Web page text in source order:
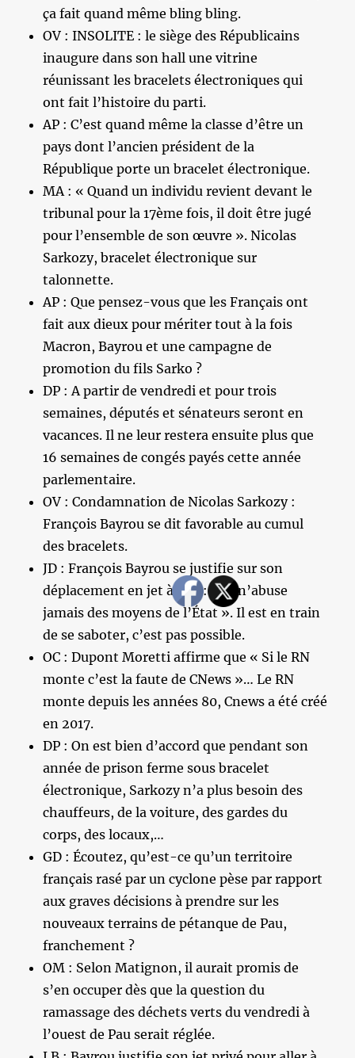
ça fait quand même bling bling.
OV : INSOLITE : le siège des Républicains
inaugure dans son hall une vitrine
réunissant les bracelets électroniques qui
ont fait l’histoire du parti.
AP : C’est quand même la classe d’être un
pays dont l’ancien président de la
République porte un bracelet électronique.
MA : « Quand un individu revient devant le
tribunal pour la 17ème fois, il doit être jugé
pour l’ensemble de son œuvre ». Nicolas
Sarkozy, bracelet électronique sur
talonnette.
AP : Que pensez-vous que les Français ont
fait aux dieux pour mériter tout à la fois
Macron, Bayrou et une campagne de
promotion du fils Sarko ?
DP : A partir de vendredi et pour trois
semaines, députés et sénateurs seront en
vacances. Il ne leur restera ensuite plus que
16 semaines de congés payés cette année
parlementaire.
OV : Condamnation de Nicolas Sarkozy :
François Bayrou se dit favorable au cumul
des bracelets.
JD : François Bayrou se justifie sur son
déplacement en jet à Pau : « Je n’abuse
jamais des moyens de l’État ». Il est en train
de se saboter, c’est pas possible.
OC : Dupont Moretti affirme que « Si le RN
monte c’est la faute de CNews »… Le RN
monte depuis les années 80, Cnews a été créé
en 2017.
DP : On est bien d’accord que pendant son
année de prison ferme sous bracelet
électronique, Sarkozy n’a plus besoin des
chauffeurs, de la voiture, des gardes du
corps, des locaux,…
GD : Écoutez, qu’est-ce qu’un territoire
français rasé par un cyclone pèse par rapport
aux graves décisions à prendre sur les
nouveaux terrains de pétanque de Pau,
franchement ?
OM : Selon Matignon, il aurait promis de
s’en occuper dès que la question du
ramassage des déchets verts du vendredi à
l’ouest de Pau serait réglée.